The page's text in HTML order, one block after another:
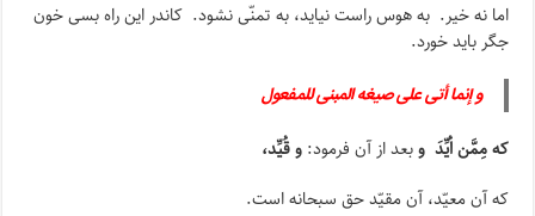
اما نه خیر. به هوس راست نیاید، به تمنّی نشود. کاندر این راه بسی خون
جگر باید خورد.
و إنما أتى على صیغه المبنى للمفعول
که مِمَّن اُیِّدَ وبعد از آن فرمود: و قُیِّد،
که آن معیّد، آن مقیّد حق سبحانه است.